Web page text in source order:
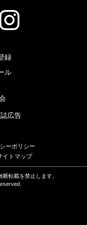
録
ル
広告
ーポリシー
イトマップ
転載を禁止します。